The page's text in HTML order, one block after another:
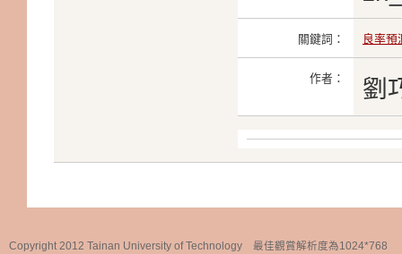
關鍵詞： 良率預
作者： 劉
Copyright 2012 Tainan University of Technology 最佳觀賞解析度為1024*768